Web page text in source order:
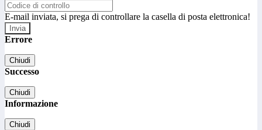
E-mail inviata, si prega di controllare la casella di posta elettronica!
Errore
Chiudi
Successo
Chiudi
Informazione
Chiudi